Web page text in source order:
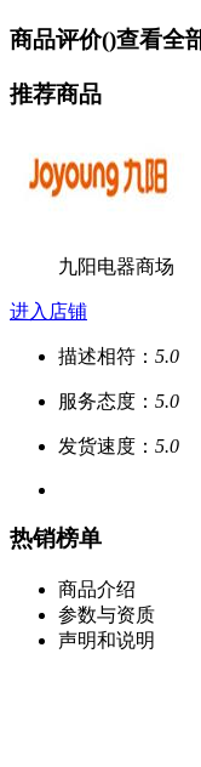
商品评价()查看全
推荐商品
九阳电器商场
进入店铺
描述相符： 5.0
服务态度： 5.0
发货速度： 5.0
热销榜单
商品介绍
参数与资质
声明和说明